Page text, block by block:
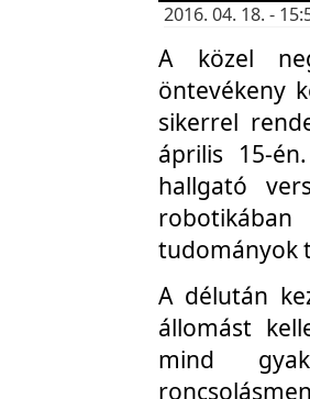
2016. 04. 18. -
A közel
öntevékeny
sikerrel
április 15-
hallgató
tudományok
A délután
állomást
mind